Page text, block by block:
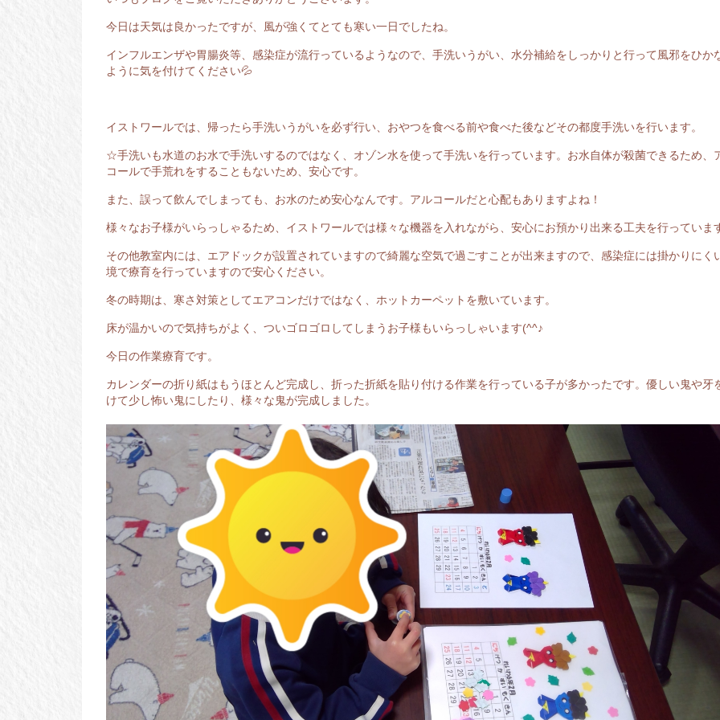
今日は天気は良かったですが、風が強くてとても寒い一日でしたね。
インフルエンザや胃腸炎等、感染症が流行っているようなので、手洗いうがい、水分補給をしっかりと行って風邪をひか
ように気を付けてください💦
イストワールでは、帰ったら手洗いうがいを必ず行い、おやつを食べる前や食べた後などその都度手洗いを行います。
☆手洗いも水道のお水で手洗いするのではなく、オゾン水を使って手洗いを行っています。お水自体が殺菌できるため、
コールで手荒れをすることもないため、安心です。
また、誤って飲んでしまっても、お水のため安心なんです。アルコールだと心配もありますよね！
様々なお子様がいらっしゃるため、イストワールでは様々な機器を入れながら、安心にお預かり出来る工夫を行っていま
その他教室内には、エアドックが設置されていますので綺麗な空気で過ごすことが出来ますので、感染症には掛かりにく
境で療育を行っていますので安心ください。
冬の時期は、寒さ対策としてエアコンだけではなく、ホットカーペットを敷いています。
床が温かいので気持ちがよく、ついゴロゴロしてしまうお子様もいらっしゃいます(^^♪
今日の作業療育です。
カレンダーの折り紙はもうほとんど完成し、折った折紙を貼り付ける作業を行っている子が多かったです。優しい鬼や牙
けて少し怖い鬼にしたり、様々な鬼が完成しました。